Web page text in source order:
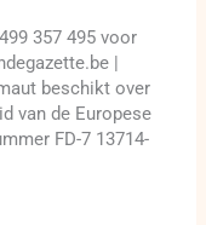
357 495 voor
|
beschikt over
van de Europese
FD-7 13714-